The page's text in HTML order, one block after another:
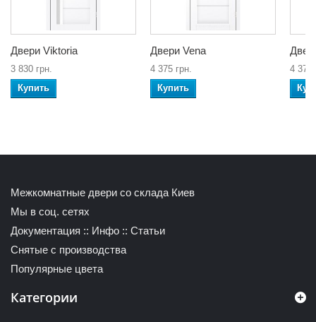
Двери Viktoria
3 830 грн.
Купить
Двери Vena
4 375 грн.
Купить
4 375
Межкомнатные двери со склада Киев
Мы в соц. сетях
Документация :: Инфо :: Статьи
Снятые с производства
Популярные цвета
Категории